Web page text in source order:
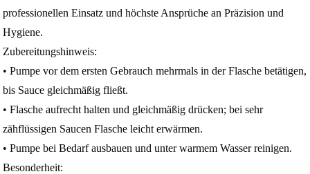
professionellen Einsatz und höchste Ansprüche an Präzision und
Hygiene.
Zubereitungshinweis:
• Pumpe vor dem ersten Gebrauch mehrmals in der Flasche betätigen,
bis Sauce gleichmäßig fließt.
• Flasche aufrecht halten und gleichmäßig drücken; bei sehr
zähflüssigen Saucen Flasche leicht erwärmen.
• Pumpe bei Bedarf ausbauen und unter warmem Wasser reinigen.
Besonderheit: